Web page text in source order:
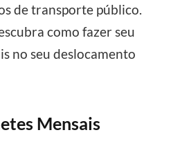
de transporte público.
como fazer seu
no seu deslocamento
Mensais